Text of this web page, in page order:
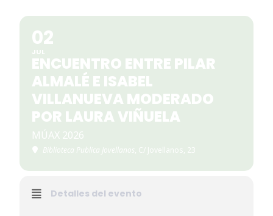
02
JUL
ENCUENTRO ENTRE PILAR
ALMALÉ E ISABEL
VILLANUEVA MODERADO
POR LAURA VIÑUELA
MÚAX 2026
Biblioteca Publica Jovellanos, C/ Jovellanos, 23
Detalles del evento